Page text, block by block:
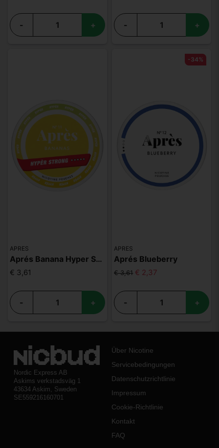
- + - +
APRES
Aprés Banana Hyper Strong
€ 3,61
- +
APRES
Aprés Blueberry
€ 3,61 € 2,37
- +
-34%
Nordic Express AB
Askims verkstadsväg 1
43634 Askim, Sweden
SE559216160701
Über Nicotine
Servicebedingungen
Datenschutzrichtlinie
Impressum
Cookie-Richtlinie
Kontakt
FAQ